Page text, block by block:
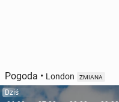
Pogoda • London ZMIANA
Dziś